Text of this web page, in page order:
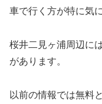
車で行く方が特に気
桜井二見ヶ浦周辺に
があります。
以前の情報では無料